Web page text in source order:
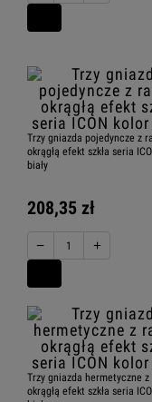
Trzy gniazda pojedyncze z
okrągłą efekt szkła seria
biały
208,35 zł
− +
Trzy gniazda hermetyczne z
okrągłą efekt szkła seria